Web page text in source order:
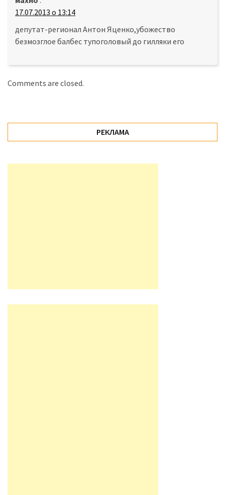
17.07.2013 о 13:14
депутат-регионал Антон Яценко,убожество
безмозглое балбес тупоголовый до гилляки его
Comments are closed.
РЕКЛАМА